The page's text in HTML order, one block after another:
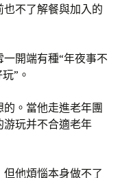
不了解餐與加入的
開端有種“年夜事不
”。
。當他走進老年團
游玩并不合適老年
他煩惱本身做不了